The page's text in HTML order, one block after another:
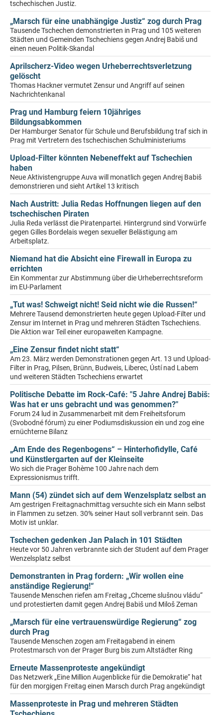
tschechischen Justiz.
„Marsch für eine unabhängige Justiz“ zog durch Prag
Tausende Tschechen demonstrierten in Prag und 105 weiteren
Städten und Gemeinden Tschechiens gegen Andrej Babiš und
einen neuen Politik-Skandal
Aprilscherz-Video wegen Urheberrechtsverletzung
gelöscht
Thomas Hackner vermutet Zensur und Angriff auf seinen
Nachrichtenkanal
Prag und Hamburg feiern 10jähriges
Bildungsabkommen
Der Hamburger Senator für Schule und Berufsbildung traf sich in
Prag mit Vertretern des tschechischen Schulministeriums
Upload-Filter könnten Nebeneffekt auf Tschechien
haben
Neue Aktivistengruppe Auva will monatlich gegen Andrej Babiš
demonstrieren und sieht Artikel 13 kritisch
Nach Austritt: Julia Redas Hoffnungen liegen auf den
tschechischen Piraten
Julia Reda verlässt die Piratenpartei. Hintergrund sind Vorwürfe
gegen Gilles Bordelais wegen sexueller Belästigung am
Arbeitsplatz.
Niemand hat die Absicht eine Firewall in Europa zu
errichten
Ein Kommentar zur Abstimmung über die Urheberrechtsreform
im EU-Parlament
„Tut was! Schweigt nicht! Seid nicht wie die Russen!“
Mehrere Tausend demonstrierten heute gegen Upload-Filter und
Zensur im Internet in Prag und mehreren Städten Tschechiens.
Die Aktion war Teil einer europaweiten Kampagne.
„Eine Zensur findet nicht statt“
Am 23. März werden Demonstrationen gegen Art. 13 und Upload-
Filter in Prag, Pilsen, Brünn, Budweis, Liberec, Ústí nad Labem
und weiteren Städten Tschechiens erwartet
Politische Debatte im Rock-Café: "5 Jahre Andrej Babiš:
Was hat er uns gebracht und was genommen?"
Forum 24 lud in Zusammenarbeit mit dem Freiheitsforum
(Svobodné fórum) zu einer Podiumsdiskussion ein und zog eine
ernüchterne Bilanz
„Am Ende des Regenbogens“ – Hinterhofidylle, Café
und Künstlergarten auf der Kleinseite
Wo sich die Prager Bohème 100 Jahre nach dem
Expressionismus trifft.
Mann (54) zündet sich auf dem Wenzelsplatz selbst an
Am gestrigen Freitagnachmittag versuchte sich ein Mann selbst
in Flammen zu setzen. 30% seiner Haut soll verbrannt sein. Das
Motiv ist unklar.
Tschechen gedenken Jan Palach in 101 Städten
Heute vor 50 Jahren verbrannte sich der Student auf dem Prager
Wenzelsplatz selbst
Demonstranten in Prag fordern: „Wir wollen eine
anständige Regierung!“
Tausende Menschen riefen am Freitag „Chceme slušnou vládu“
und protestierten damit gegen Andrej Babiš und Miloš Zeman
„Marsch für eine vertrauenswürdige Regierung“ zog
durch Prag
Tausende Menschen zogen am Freitagabend in einem
Protestmarsch von der Prager Burg bis zum Altstädter Ring
Erneute Massenproteste angekündigt
Das Netzwerk „Eine Million Augenblicke für die Demokratie“ hat
für den morgigen Freitag einen Marsch durch Prag angekündigt
Massenproteste in Prag und mehreren Städten